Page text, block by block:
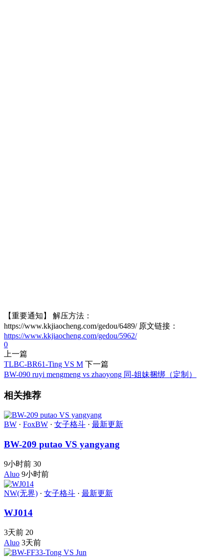
【重要通知】 解压方法：
https://www.kkjiaocheng.com/gedou/6489/ 原文链接：
https://www.kkjiaocheng.com/gedou/5962/
0
上一篇
TLBC-BR61-Ting VS M 下一篇
BW-090 ruyi mengmeng vs zhaoyong 同-姐妹捆绑（定制）
相关推荐
BW · FoxBW · 女子格斗 · 最新更新
BW-209 putao VS yangyang
9小时前 30
Aluo 9小时前
NW(无界) · 女子格斗 · 最新更新
WJ014
3天前 20
Aluo 3天前